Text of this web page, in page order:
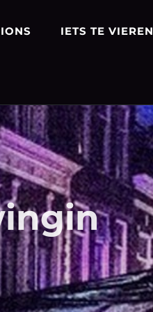
IETS TE VIEREN